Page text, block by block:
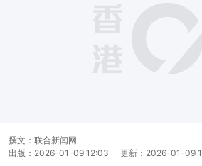
撰文： 联合新闻网
出版： 2026-01-09 12:03 更新： 2026-01-09